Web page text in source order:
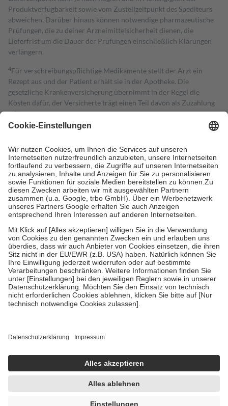
Produktverfügbarkeit sowie vom Zustellzeitpunkt des Spediteurs
abweichen. Darüber hinaus können notwendige pharmazeutische
Prüfungen, die zu deiner Arzneimittelsicherheit dienen, die
Lieferfrist um die Dauer der Prüfungen einschließlich Klärungen
verlängern.
4Für verschreibungspflichtige Medikamente stellt der Arzt ein
Rezept aus und der Patient erhält sie in der Apotheke. Die
gesetzliche Krankenversicherung übernimmt in der Regel die
Kosten dafür, der Versicherte trägt einen Teil davon als Zuzahlung
mit.
Grundsätzlich leisten Mitglieder Zuzahlungen in Höhe von zehn
höchstens zehn Euro.
Es sind jedoch nie mehr als die tatsächlichen
Kosten der Leistung zu entrichten.
Diese Regeln gelten grundsätzlich auch für Online-Apotheken.
Bei Heilmitteln und häuslicher Krankenpflege beträgt die
Zuzahlung zehn Prozent der Kosten sowie zehn Euro je
Verordnung.
Um das Engagement der Versicherten für ihre eigene Gesundheit zu
stärken und die besondere Stellung der Familie zu unterstützen,
fallenkeine Zuzahlungenan bei:
• Kindern und Jugendlichen bis zum vollendeten 18. Lebensjahr
mit Ausnahme der Fahrkosten
• Untersuchungen zur Vorsorge und Früherkennung, die von der
GKV getragen werden
• empfohlenen Schutzimpfungen
• Harn- und Blutteststreifen
getroffen, um sicherzustellen, dass es sich um echte Bewertungen
https://help.etrusted.com/hc/de/articles/4419944605341
Einige Bilder und Inhalte wurden unter Zuhilfenahme künstlicher